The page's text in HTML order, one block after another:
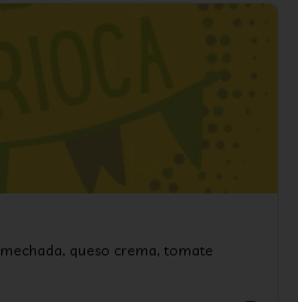
queso crema, tomate